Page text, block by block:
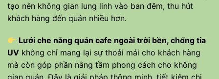
tạo nên không gian lung linh vào ban đêm, thu hút
khách hàng đến quán nhiều hơn.
Lưới che nắng quán cafe ngoài trời bền, chống tia
UV không chỉ mang lại sự thoải mái cho khách hàng
mà còn góp phần nâng tầm phong cách cho không